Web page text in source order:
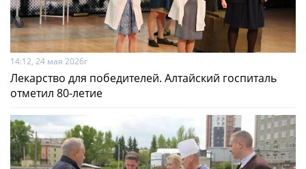
14:12, 24 мая 2026г
Лекарство для победителей. Алтайский госпиталь
отметил 80-летие